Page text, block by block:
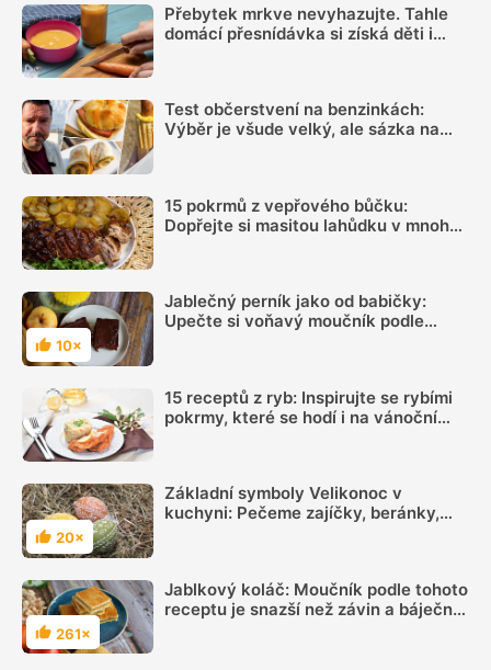
Přebytek mrkve nevyhazujte. Tahle
domácí přesnídávka si získá děti i
Test občerstvení na benzinkách:
Výběr je všude velký, ale sázka na
15 pokrmů z vepřového bůčku:
Dopřejte si masitou lahůdku v mnoha
Hodnocení
10×
Jablečný perník jako od babičky:
Upečte si voňavý moučník podle
15 receptů z ryb: Inspirujte se rybími
pokrmy, které se hodí i na vánoční
Hodnocení
20×
Základní symboly Velikonoc v
kuchyni: Pečeme zajíčky, beránky,
Hodnocení
261×
Jablkový koláč: Moučník podle tohoto
receptu je snazší než závin a báječně